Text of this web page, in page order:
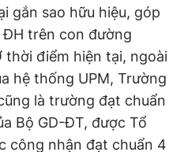
gắn sao hữu hiệu, góp
trên con đường
điểm hiện tại, ngoài
hệ thống UPM, Trường
là trường đạt chuẩn
Bộ GD-ĐT, được Tổ
công nhận đạt chuẩn 4